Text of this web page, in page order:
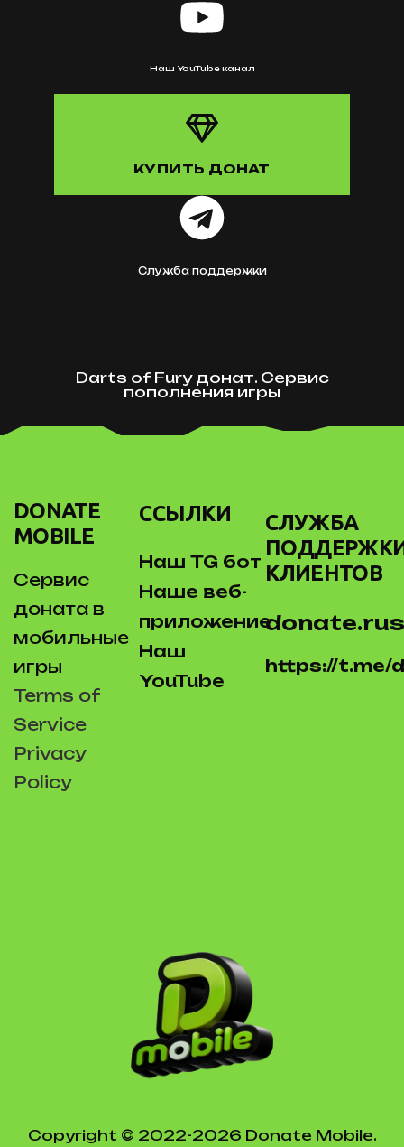
Наш YouTube канал
КУПИТЬ ДОНАТ
Служба поддержки
Darts of Fury донат. Сервис
пополнения игры
DONATE
MOBILE
Сервис
доната в
мобильные
игры
Terms of
Service
Privacy
Policy
ССЫЛКИ
Наш TG бот
Наше веб-
приложение
Наш
YouTube
СЛУЖБА
КЛИЕНТОВ
https://t.me/
Copyright © 2022-2026 Donate Mobile.